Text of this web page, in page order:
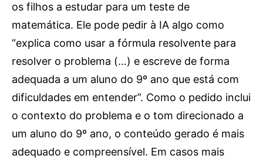
os filhos a estudar para um teste de
matemática. Ele pode pedir à IA algo como
“explica como usar a fórmula resolvente para
resolver o problema (…) e escreve de forma
adequada a um aluno do 9º ano que está com
dificuldades em entender”. Como o pedido inclui
o contexto do problema e o tom direcionado a
um aluno do 9º ano, o conteúdo gerado é mais
adequado e compreensível. Em casos mais